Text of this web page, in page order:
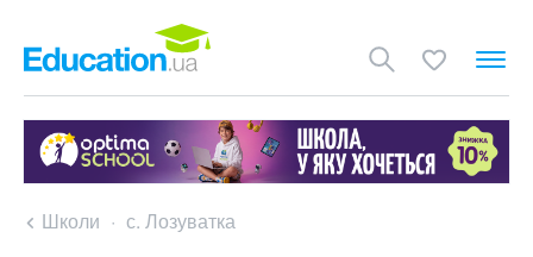
Школи с. Лозуватка